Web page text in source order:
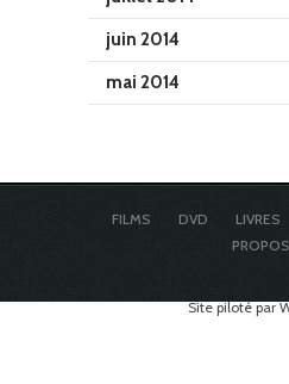
juin 2014
mai 2014
FILMS DVD LIVRES
PROPOS
Site piloté par